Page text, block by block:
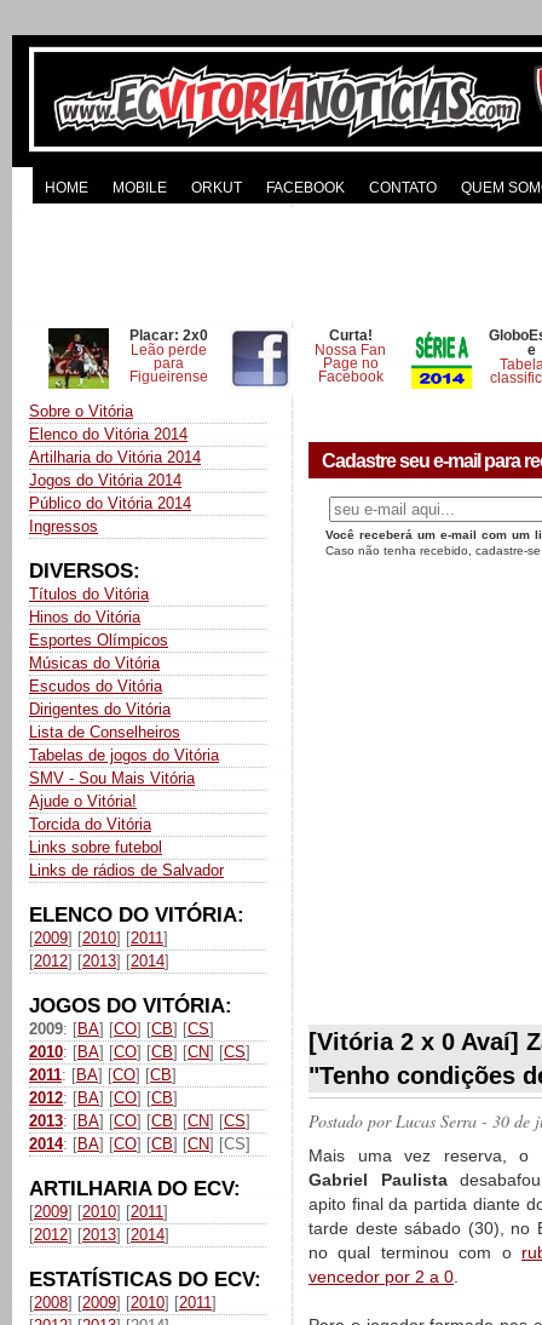
HOME MOBILE ORKUT FACEBOOK CONTATO QUEM
Placar: 2x0
Leão perde
para
Figueirense
Curta!
Nossa Fan
Page no
Facebook
e
Sobre o Vitória
Elenco do Vitória 2014
Artilharia do Vitória 2014
Jogos do Vitória 2014
Público do Vitória 2014
Ingressos
DIVERSOS:
Títulos do Vitória
Hinos do Vitória
Esportes Olímpicos
Músicas do Vitória
Escudos do Vitória
Dirigentes do Vitória
Lista de Conselheiros
Tabelas de jogos do Vitória
SMV - Sou Mais Vitória
Ajude o Vitória!
Torcida do Vitória
Links sobre futebol
Links de rádios de Salvador
ELENCO DO VITÓRIA:
[2009] [2010] [2011]
[2012] [2013] [2014]
JOGOS DO VITÓRIA:
2009: [BA] [CO] [CB] [CS]
2010: [BA] [CO] [CB] [CN] [CS]
2011: [BA] [CO] [CB]
2012: [BA] [CO] [CB]
2013: [BA] [CO] [CB] [CN] [CS]
2014: [BA] [CO] [CB] [CN] [CS]
ARTILHARIA DO ECV:
[2009] [2010] [2011]
[2012] [2013] [2014]
ESTATÍSTICAS DO ECV:
[2008] [2009] [2010] [2011]
Cadastre seu e-mail para
Você receberá um e-mail com um
Caso não tenha recebido, cadastre-
[Vitória 2 x 0 Avaí]
"Tenho condições
Postado porLucas Serra - 30 de
Mais uma vez reserva, o
Gabriel Paulista
apito final da partida diante
tarde deste sábado (30), no
no qual terminou com o
vencedor por 2 a 0.